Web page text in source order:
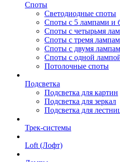
Споты
Светодиодные споты
Споты с 5 лампами и
Споты с четырьмя
Споты с тремя
Споты с двумя
Споты с одной
Потолочные споты
Подсветка
Подсветка для картин
Подсветка для зеркал
Подсветка для
Трек-системы
Loft (Лофт)